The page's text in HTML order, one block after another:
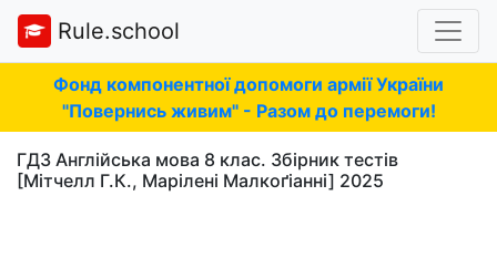
Rule.school
Фонд компонентної допомоги армії України
"Повернись живим" - Разом до перемоги!
ГДЗ Англійська мова 8 клас. Збірник тестів
[Мітчелл Г.К., Марілені Малкоґіанні] 2025